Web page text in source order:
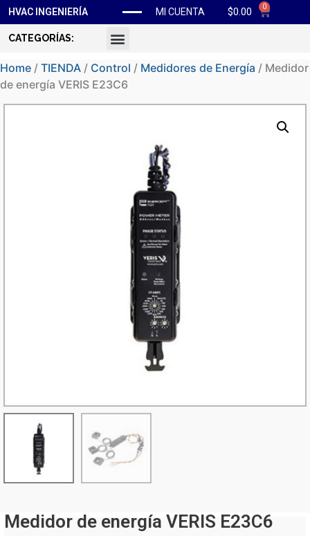
HVAC INGENIERÍA MI CUENTA $0.00 0
CATEGORÍAS:
Home / TIENDA / Control / Medidores de Energía / Medidor
de energía VERIS E23C6
Medidor de energía VERIS E23C6